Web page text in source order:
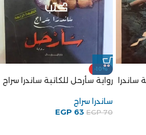
ساندرا
-10%
رواية سأرحل للكاتبة ساندرا سراج
ساندرا سراج
EGP70
EGP 63